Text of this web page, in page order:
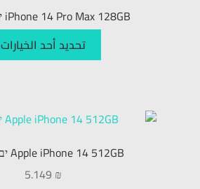
iPhone 14 Pro Max 128GB יבואן רשמי
تحديد أحد الخيارات
Apple iPhone 14 512GB יבואן רשמי
5.149 ₪